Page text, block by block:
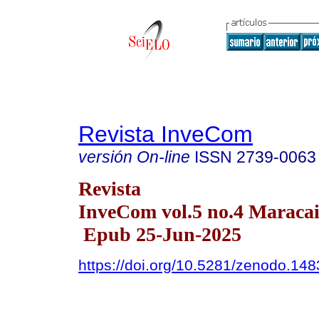
Revista InveCom
versión On-line ISSN 2739-0063
Revista
InveCom vol.5 no.4
Epub 25-Jun-2025
https://doi.org/10.5281/